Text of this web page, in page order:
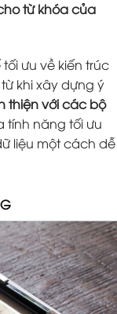
từ khóa của
ưu về kiến trúc
khi xây dựng ý
thiện với các bộ
tính năng tối ưu
liệu một cách dễ